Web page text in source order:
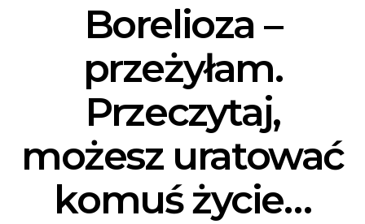
Borelioza –
przeżyłam.
Przeczytaj,
możesz uratować
komuś życie…